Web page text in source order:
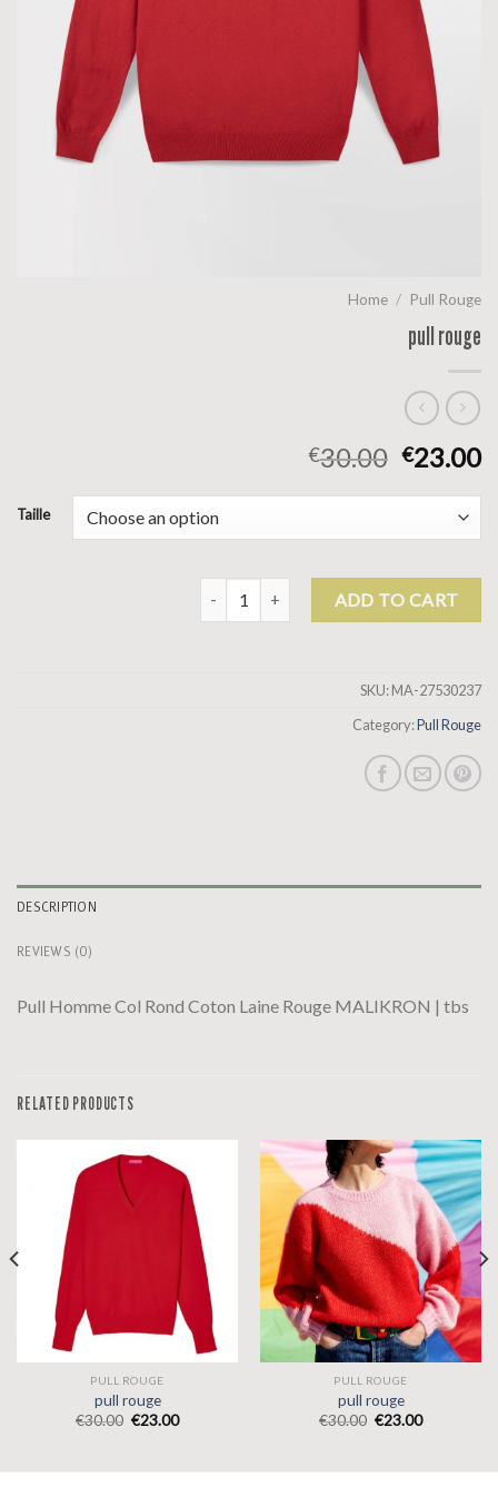
Home / Pull Rouge
pull rouge
€30.00 €23.00
Taille
ADD TO CART
SKU:MA-27530237
Category:Pull Rouge
DESCRIPTION
REVIEWS (0)
Pull Homme Col Rond Coton Laine Rouge MALIKRON | tbs
RELATED PRODUCTS
PULL ROUGE
pull rouge
€30.00 €23.00
PULL ROUGE
pull rouge
€30.00 €23.00